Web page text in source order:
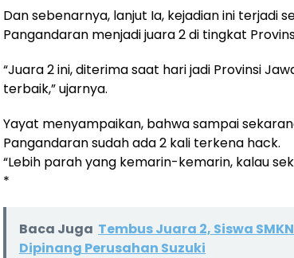
Dan sebenarnya, lanjut Ia, kejadian ini terjadi
Pangandaran menjadi juara 2 di tingkat
“Juara 2 ini, diterima saat hari jadi Provinsi
terbaik,” ujarnya.
Yayat menyampaikan, bahwa sampai
Pangandaran sudah ada 2 kali terkena hack.
“Lebih parah yang kemarin-kemarin, kalau
*
Baca Juga Tembus Juara 2, Siswa
Dipinang Perusahan Suzuki